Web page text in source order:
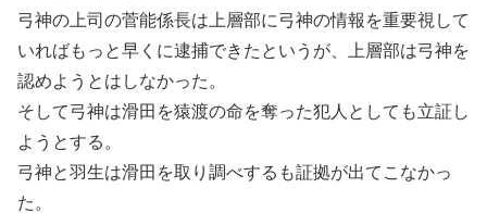
弓神の上司の菅能係長は上層部に弓神の情報を重要視して
いればもっと早くに逮捕できたというが、上層部は弓神を
認めようとはしなかった。
そして弓神は滑田を猿渡の命を奪った犯人としても立証し
ようとする。
弓神と羽生は滑田を取り調べするも証拠が出てこなかっ
た。